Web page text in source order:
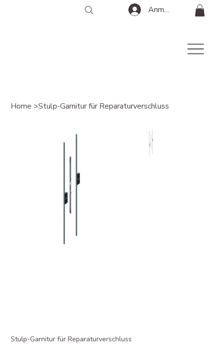
Anmelden
Home >Stulp-Garnitur für Reparaturverschluss
Stulp-Garnitur für Reparaturverschluss